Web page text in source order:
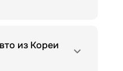
из Кореи